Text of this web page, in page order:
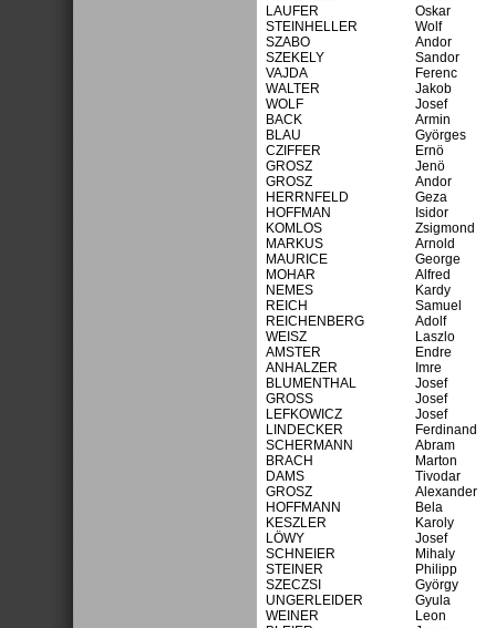
LAUFER
Oskar
STEINHELLER
Wolf
SZABO
Andor
SZEKELY
Sandor
VAJDA
Ferenc
WALTER
Jakob
WOLF
Josef
BACK
Armin
BLAU
Györges
CZIFFER
Ernö
GROSZ
Jenö
GROSZ
Andor
HERRNFELD
Geza
HOFFMAN
Isidor
KOMLOS
Zsigmond
MARKUS
Arnold
MAURICE
George
MOHAR
Alfred
NEMES
Kardy
REICH
Samuel
REICHENBERG
Adolf
WEISZ
Laszlo
AMSTER
Endre
ANHALZER
Imre
BLUMENTHAL
Josef
GROSS
Josef
LEFKOWICZ
Josef
LINDECKER
Ferdinand
SCHERMANN
Abram
BRACH
Marton
DAMS
Tivodar
GROSZ
Alexander
HOFFMANN
Bela
KESZLER
Karoly
LÖWY
Josef
SCHNEIER
Mihaly
STEINER
Philipp
SZECZSI
György
UNGERLEIDER
Gyula
WEINER
Leon